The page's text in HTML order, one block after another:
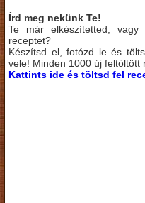
Írd meg nekünk Te!
Te már elkészítetted,
receptet?
Készítsd el, fotózd le és
vele! Minden 1000 új feltöltött
Kattints ide és töltsd fel